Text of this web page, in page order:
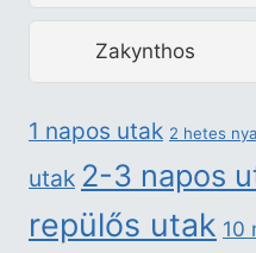
Zakynthos
1 napos utak 2 hetes
utak 2-3 napos
repülős utak 10